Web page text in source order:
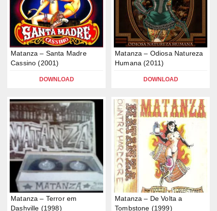
Matanza – Santa Madre
Cassino (2001)
DOWNLOAD
Matanza – Odiosa Natureza
Humana (2011)
DOWNLOAD
Matanza – Terror em
Dashville (1998)
Matanza – De Volta a
Tombstone (1999)